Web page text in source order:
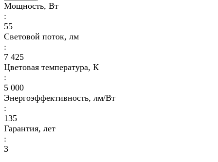
Мощность, Вт
:
55
Световой поток, лм
:
7 425
Цветовая температура, К
:
5 000
Энергоэффективность, лм/Вт
:
135
Гарантия, лет
:
3